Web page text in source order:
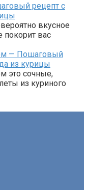
рецепт с
вкусное
вас
— Пошаговый
из курицы
это сочные,
из куриного